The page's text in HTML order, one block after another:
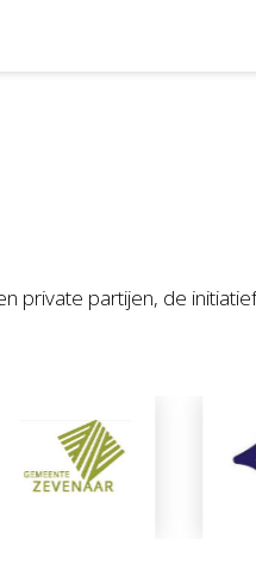
private partijen, de